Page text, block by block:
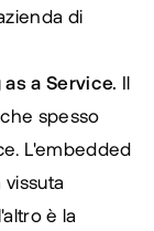
di
a Service. Il
spesso
L'embedded
è la